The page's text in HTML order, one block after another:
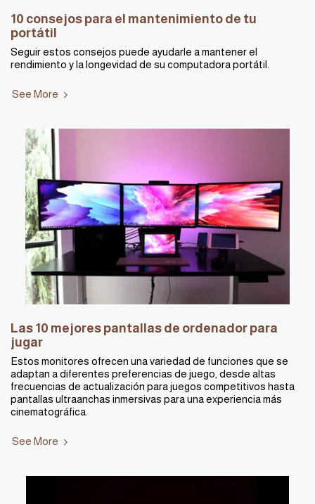
10 consejos para el mantenimiento de tu
portátil
Seguir estos consejos puede ayudarle a mantener el
rendimiento y la longevidad de su computadora portátil.
See More
Las 10 mejores pantallas de ordenador para
jugar
Estos monitores ofrecen una variedad de funciones que se
adaptan a diferentes preferencias de juego, desde altas
frecuencias de actualización para juegos competitivos hasta
pantallas ultraanchas inmersivas para una experiencia más
cinematográfica.
See More